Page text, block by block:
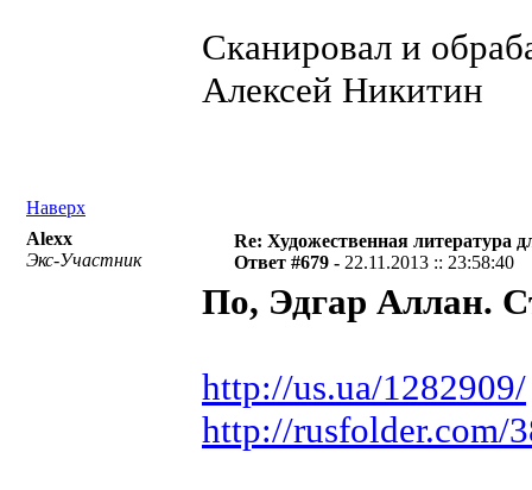
Сканировал и
Алексей Никитин
Наверх
Alexx
Экс-Участник
Re: Художественная литература
Ответ #679 - 22.11.2013 :: 23:58:40
По, Эдгар Аллан.
http://us.ua/1282909/
http://rusfolder.com/